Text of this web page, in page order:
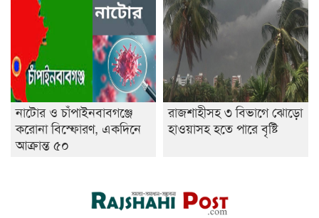
নাটোর ও চাঁপাইনবাবগঞ্জে
করোনা বিস্ফোরণ, একদিনে
আক্রান্ত ৫০
রাজশাহীসহ ৩ বিভাগে ঝোড়ো
হাওয়াসহ হতে পারে বৃষ্টি